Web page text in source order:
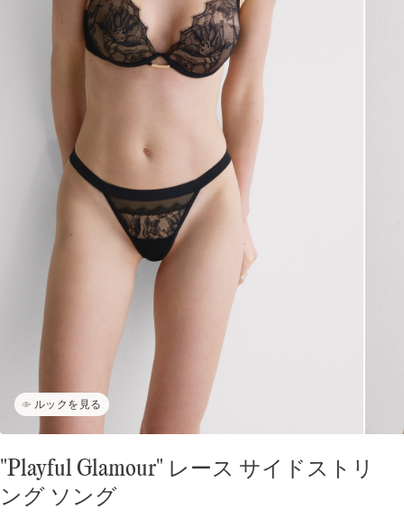
ルックを見る
"Playful Glamour" レース サイドストリ
ング ソング